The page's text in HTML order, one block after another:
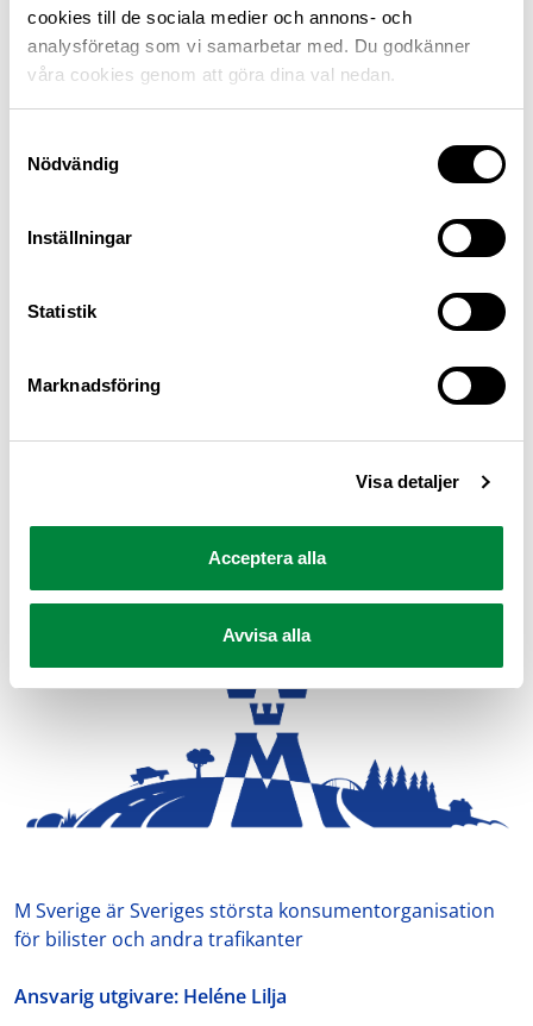
cookies till de sociala medier och annons- och
analysföretag som vi samarbetar med. Du godkänner
våra cookies genom att göra dina val nedan.
Nödvändig
Inställningar
Statistik
Marknadsföring
Visa detaljer
Acceptera alla
Avvisa alla
Senast uppdaterad 30 juni 2026
Dela sidan
M Sverige är Sveriges största konsumentorganisation
för bilister och andra trafikanter
Ansvarig utgivare: Heléne Lilja